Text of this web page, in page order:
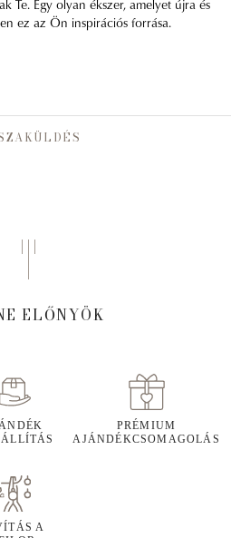
Te. Egy olyan ékszer, amelyet újra és
ez az Ön inspirációs forrása.
ELŐNYÖK
PRÉMIUM
AJÁNDÉKCSOMAGOLÁS
A